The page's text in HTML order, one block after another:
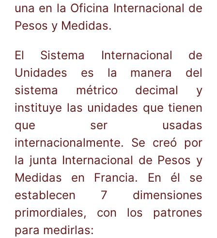
una en la Oficina Internacional de
Pesos y Medidas.
El Sistema Internacional de
Unidades es la manera del
sistema métrico decimal y
instituye las unidades que tienen
que ser usadas
internacionalmente. Se creó por
la junta Internacional de Pesos y
Medidas en Francia. En él se
establecen 7 dimensiones
primordiales, con los patrones
para medirlas: